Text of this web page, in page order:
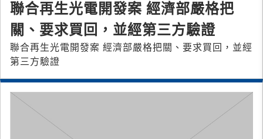
聯合再生光電開發案 經濟部嚴格把
關、要求買回，並經第三方驗證
聯合再生光電開發案 經濟部嚴格把關、要求買回，並經
第三方驗證